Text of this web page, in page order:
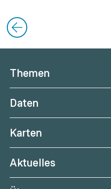
Themen
Klima
Daten
Datenzentrum
Karten
Aktuelles Wetter
Wetterprognose
Aktuelles
News